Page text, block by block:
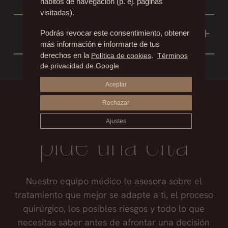
la lactancia.
los primeros meses en los que la sensación es
como de piel adormecida o “acorchada”. A
menos que exista alguna complicación, con el
tiempo, la sensibilidad se recupera en su
totalidad.
¿SE PUEDE ELIMINAR LAS
CICATRICES CON LÁSER?
No existe ninguna técnica para borrar las
cicatrices. Se pueden mejorar con diferentes
procedimientos entre los que se incluye el
Infórmate,
pide una cita
Nuestro equipo médico te asesora sobre el
tratamiento que mejor se adapte a ti, el proceso
quirúrgico, los posibles riesgos y todo lo que
necesitas saber antes de afrontar una decisión
visitadas).
Podrás revocar este consentimiento, obtener
más información e informarte de tus
derechos en la Política de cookies. Términos
de privacidad de Google
Aceptar
Rechazar
Ajustes